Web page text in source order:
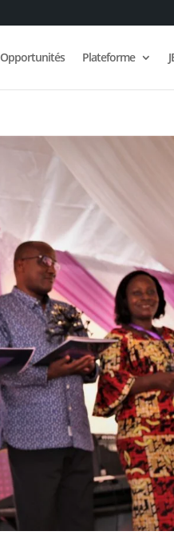
Opportunités Plateforme